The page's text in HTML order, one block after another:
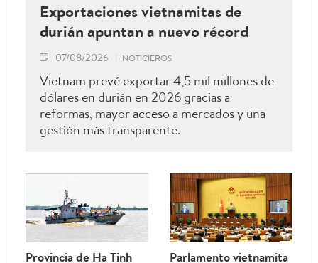
Exportaciones vietnamitas de
durián apuntan a nuevo récord
07/08/2026 NOTICIEROS
Vietnam prevé exportar 4,5 mil millones de
dólares en durián en 2026 gracias a
reformas, mayor acceso a mercados y una
gestión más transparente.
Provincia de Ha Tinh
Parlamento vietnamita